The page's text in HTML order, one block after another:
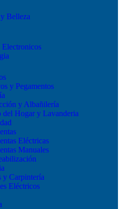
Belleza
Electronicos
y Pegamentos
y Albañilería
del Hogar y Lavanderia
Eléctricas
Manuales
y Carpintería
Eléctricos